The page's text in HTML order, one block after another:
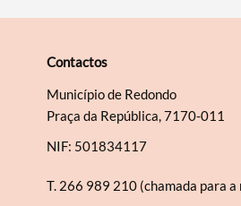
Contactos
Município de Redondo
Praça da República, 7170-011
NIF: 501834117
T. 266 989 210 (chamada para a